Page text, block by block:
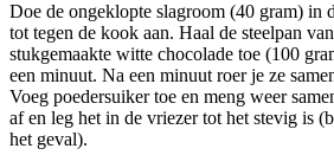
Doe de ongeklopte slagroom (40 gram) in
tot tegen de kook aan. Haal de steelpan
stukgemaakte witte chocolade toe (100
een minuut. Na een minuut roer je ze
Voeg poedersuiker toe en meng weer
af en leg het in de vriezer tot het stevig is
het geval).